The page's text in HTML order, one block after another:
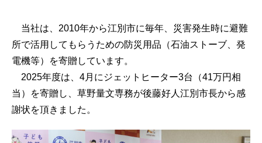
当社は、2010年から江別市に毎年、災害発生時に避難
所で活用してもらうための防災用品（石油ストーブ、発
電機等）を寄贈しています。
2025年度は、4月にジェットヒーター3台（41万円相
当）を寄贈し、草野量文専務が後藤好人江別市長から感
謝状を頂きました。